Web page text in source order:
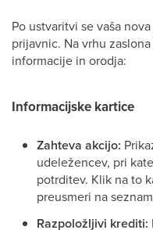
Po ustvaritvi se vaša
prijavnic. Na vrhu
informacije in orodja:
Informacijske kartice
Zahteva akcijo:
udeležencev, pri
potrditev. Klik na to
preusmeri na
Razpoložljivi krediti: